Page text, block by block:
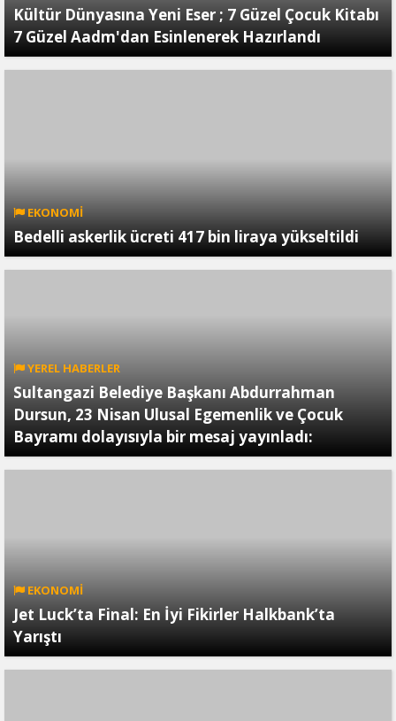
Kültür Dünyasına Yeni Eser ; 7 Güzel Çocuk Kitabı
7 Güzel Aadm'dan Esinlenerek Hazırlandı
EKONOMİ
Bedelli askerlik ücreti 417 bin liraya yükseltildi
YEREL HABERLER
Sultangazi Belediye Başkanı Abdurrahman
Dursun, 23 Nisan Ulusal Egemenlik ve Çocuk
Bayramı dolayısıyla bir mesaj yayınladı:
EKONOMİ
Jet Luck’ta Final: En İyi Fikirler Halkbank’ta
Yarıştı